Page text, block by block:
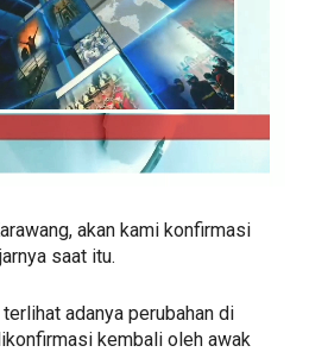
akan kami konfirmasi
saat itu.
adanya perubahan di
kembali oleh awak